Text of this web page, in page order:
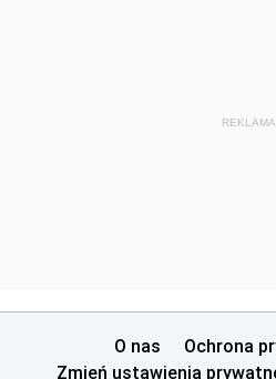
REKLAMA
O nas
Ochrona
Zmień ustawienia